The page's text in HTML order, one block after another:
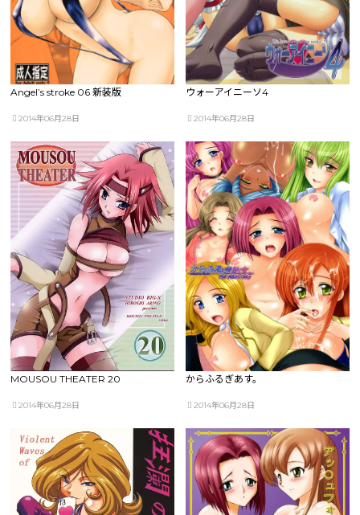
Angel’s stroke 06 新装版
2014年06月28日
ウォーアイニーソ4
2014年06月28日
MOUSOU THEATER 20
2014年06月28日
からふるぎあす。
2014年06月28日